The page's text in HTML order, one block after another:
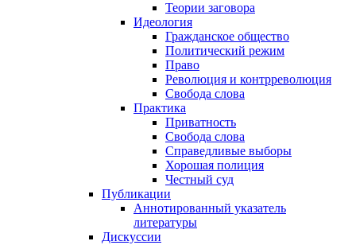
Теории заговора
Идеология
Гражданское общество
Политический режим
Право
Революция и контрреволюция
Свобода слова
Практика
Приватность
Свобода слова
Справедливые выборы
Хорошая полиция
Честный суд
Публикации
Аннотированный указатель
литературы
Дискуссии